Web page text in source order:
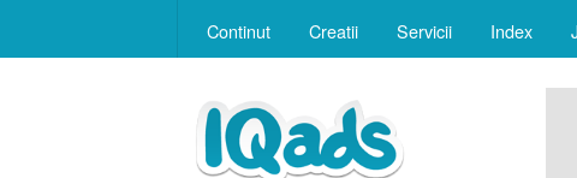
Continut Creatii Servicii Index